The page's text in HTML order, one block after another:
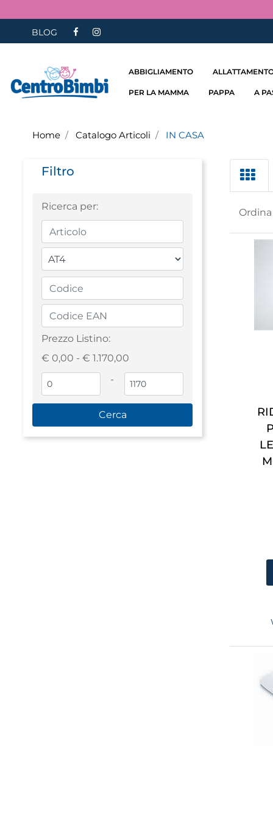
BLOG
ABBIGLIAMENTO
PER LA MAMMA PAPPA A
Home Catalogo Articoli IN CASA
Filtro
Ricerca per:
Prezzo Listino:
€ 0,00 - € 1.170,00
-